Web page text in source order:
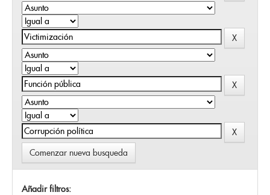
Comenzar nueva busqueda
Añadir filtros: